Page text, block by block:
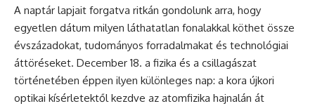
A naptár lapjait forgatva ritkán gondolunk arra, hogy
egyetlen dátum milyen láthatatlan fonalakkal köthet össze
évszázadokat, tudományos forradalmakat és technológiai
áttöréseket. December 18. a fizika és a csillagászat
történetében éppen ilyen különleges nap: a kora újkori
optikai kísérletektől kezdve az atomfizika hajnalán át